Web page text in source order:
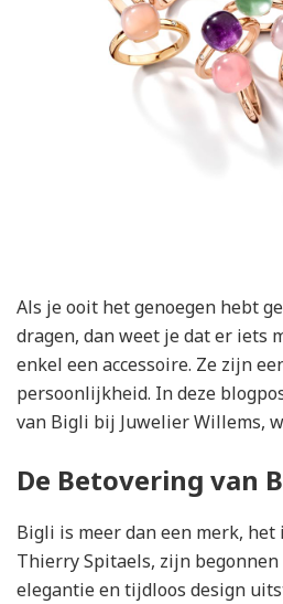
Als je ooit het genoegen hebt
dragen, dan weet je dat er iets
enkel een accessoire. Ze zijn
persoonlijkheid. In deze
van Bigli bij Juwelier Willems,
De Betovering van
Bigli is meer dan een merk, het
Thierry Spitaels, zijn
elegantie en tijdloos design